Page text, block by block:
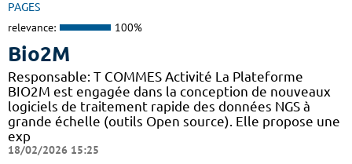
PAGES
relevance: 100%
Bio2M
Responsable: T COMMES Activité La Plateforme
BIO2M est engagée dans la conception de nouveaux
logiciels de traitement rapide des données NGS à
grande échelle (outils Open source). Elle propose une
exp
18/02/2026 15:25